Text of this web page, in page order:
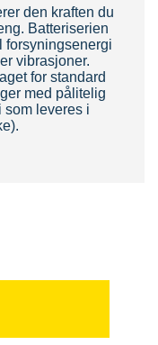
den kraften du
Batteriserien
forsyningsenergi
vibrasjoner.
for standard
med pålitelig
som leveres i